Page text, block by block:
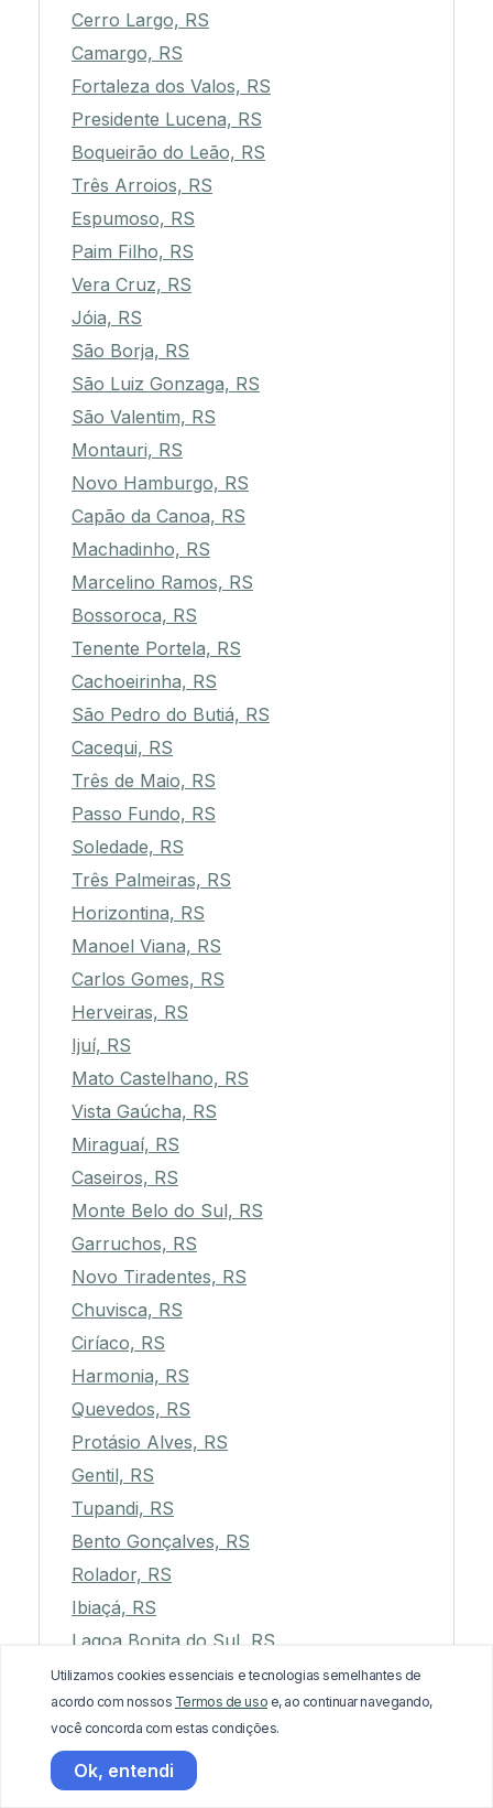
Cerro Largo, RS
Camargo, RS
Fortaleza dos Valos, RS
Presidente Lucena, RS
Boqueirão do Leão, RS
Três Arroios, RS
Espumoso, RS
Paim Filho, RS
Vera Cruz, RS
Jóia, RS
São Borja, RS
São Luiz Gonzaga, RS
São Valentim, RS
Montauri, RS
Novo Hamburgo, RS
Capão da Canoa, RS
Machadinho, RS
Marcelino Ramos, RS
Bossoroca, RS
Tenente Portela, RS
Cachoeirinha, RS
São Pedro do Butiá, RS
Cacequi, RS
Três de Maio, RS
Passo Fundo, RS
Soledade, RS
Três Palmeiras, RS
Horizontina, RS
Manoel Viana, RS
Carlos Gomes, RS
Herveiras, RS
Ijuí, RS
Mato Castelhano, RS
Vista Gaúcha, RS
Miraguaí, RS
Caseiros, RS
Monte Belo do Sul, RS
Garruchos, RS
Novo Tiradentes, RS
Chuvisca, RS
Ciríaco, RS
Harmonia, RS
Quevedos, RS
Protásio Alves, RS
Gentil, RS
Tupandi, RS
Bento Gonçalves, RS
Rolador, RS
Ibiaçá, RS
Lagoa Bonita do Sul, RS
Maximiliano de Almeida, RS
Independência, RS
Capitão, RS
Pouso Novo, RS
Utilizamos cookies essenciais e tecnologias semelhantes de
acordo com nossos Termos de uso e, ao continuar navegando,
você concorda com estas condições.
Ok, entendi